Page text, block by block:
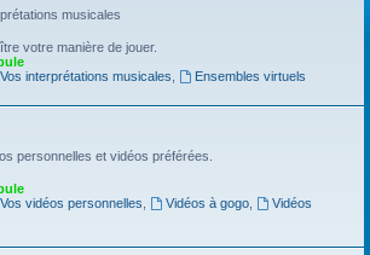
musicales
votre manière de jouer.
Vos interprétations musicales
Ensembles virtuels
personnelles et vidéos préférées.
Vos vidéos personnelles Vidéos à gogo,
Vidéos